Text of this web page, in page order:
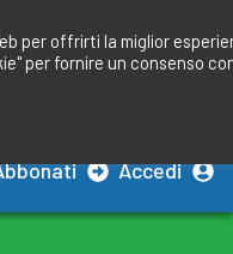
Accedi
per offrirti la miglior
per fornire un consenso